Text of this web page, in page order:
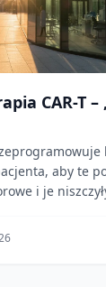
CAR-T
aby te
i je